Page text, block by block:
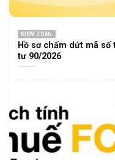
KIỂM TOÁN
Hồ sơ chấm dứt mã
tư 90/2026